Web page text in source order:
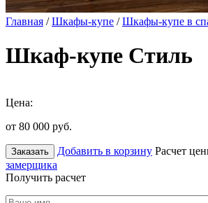
Главная /Шкафы-купе /Шкафы-купе в
Шкаф-купе Стиль
Цена:
от 80 000 руб.
Заказать Добавить в корзину Расчет
замерщика
Получить расчет